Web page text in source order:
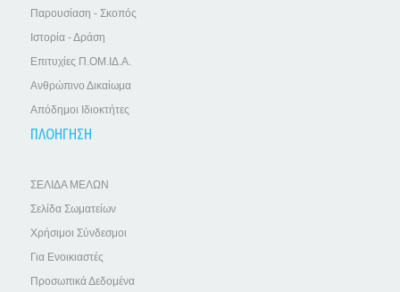
Παρουσίαση - Σκοπός
Ιστορία - Δράση
Επιτυχίες Π.ΟΜ.ΙΔ.Α.
Ανθρώπινο Δικαίωμα
Απόδημοι Ιδιοκτήτες
ΠΛΟΗΓΗΣΗ
ΣΕΛΙΔΑ ΜΕΛΩΝ
Σελίδα Σωματείων
Χρήσιμοι Σύνδεσμοι
Για Ενοικιαστές
Προσωπικά Δεδομένα